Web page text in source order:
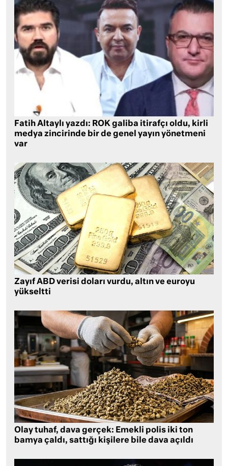
Fatih Altaylı yazdı: ROK galiba itirafçı oldu, kirli
medya zincirinde bir de genel yayın yönetmeni
var
Zayıf ABD verisi doları vurdu, altın ve euroyu
yükseltti
Olay tuhaf, dava gerçek: Emekli polis iki ton
bamya çaldı, sattığı kişilere bile dava açıldı